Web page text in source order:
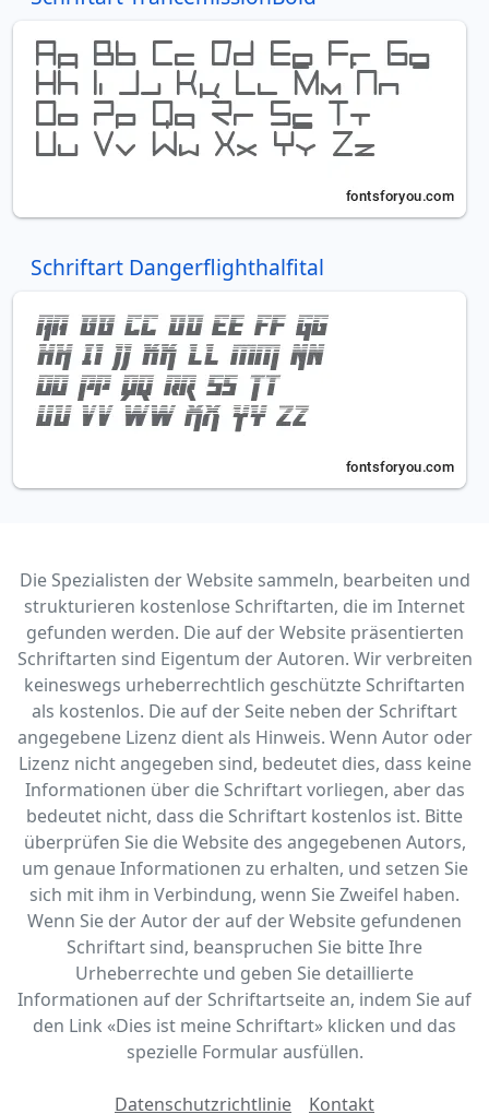
Schriftart Dangerflighthalfital
Die Spezialisten der Website sammeln, bearbeiten und
strukturieren kostenlose Schriftarten, die im Internet
gefunden werden. Die auf der Website präsentierten
Schriftarten sind Eigentum der Autoren. Wir verbreiten
keineswegs urheberrechtlich geschützte Schriftarten
als kostenlos. Die auf der Seite neben der Schriftart
angegebene Lizenz dient als Hinweis. Wenn Autor oder
Lizenz nicht angegeben sind, bedeutet dies, dass keine
Informationen über die Schriftart vorliegen, aber das
bedeutet nicht, dass die Schriftart kostenlos ist. Bitte
überprüfen Sie die Website des angegebenen Autors,
um genaue Informationen zu erhalten, und setzen Sie
sich mit ihm in Verbindung, wenn Sie Zweifel haben.
Wenn Sie der Autor der auf der Website gefundenen
Schriftart sind, beanspruchen Sie bitte Ihre
Urheberrechte und geben Sie detaillierte
Informationen auf der Schriftartseite an, indem Sie auf
den Link «‎Dies ist meine Schriftart» klicken und das
spezielle Formular ausfüllen.
Datenschutzrichtlinie Kontakt